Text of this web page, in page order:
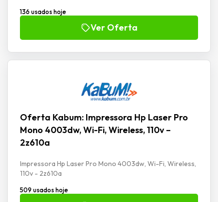
136 usados hoje
Ver Oferta
Oferta Kabum: Impressora Hp Laser Pro
Mono 4003dw, Wi-Fi, Wireless, 110v –
2z610a
Impressora Hp Laser Pro Mono 4003dw, Wi-Fi, Wireless,
110v - 2z610a
509 usados hoje